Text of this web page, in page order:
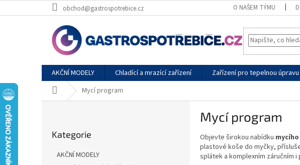
na
obchod@gastrospotrebice.cz O NAŠEM TÝMU
AKČNÍ MODELY Chladící a mrazící zařízení Zařízení pro tepelnou úpravu
Domů Mycí program
kategorie
Kategorie
AKČNÍ MODELY
Mycí program
Objevte širokou nabídku
plastové koše do myčky,
splátek a komplexním záručním